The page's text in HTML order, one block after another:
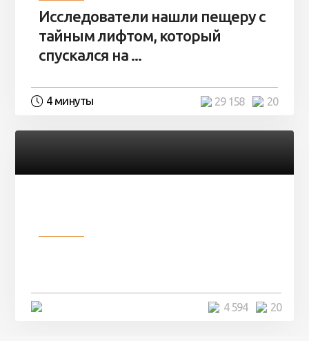
Исследователи нашли пещеру с
тайным лифтом, который
спускался на ...
4 минуты 20
29 158
20
4 594